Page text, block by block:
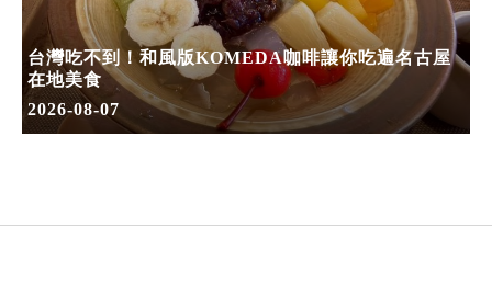
台灣吃不到！和風版KOMEDA咖啡讓你吃遍名古屋
在地美食
2026-08-07